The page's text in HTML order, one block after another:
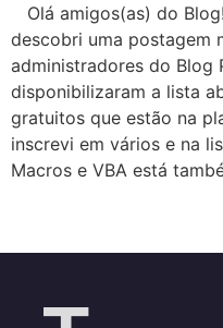
Olá amigos(as) do
descobri uma postagem
administradores do Blog
disponibilizaram a lista
gratuitos que estão na
inscrevi em vários e na
Macros e VBA está